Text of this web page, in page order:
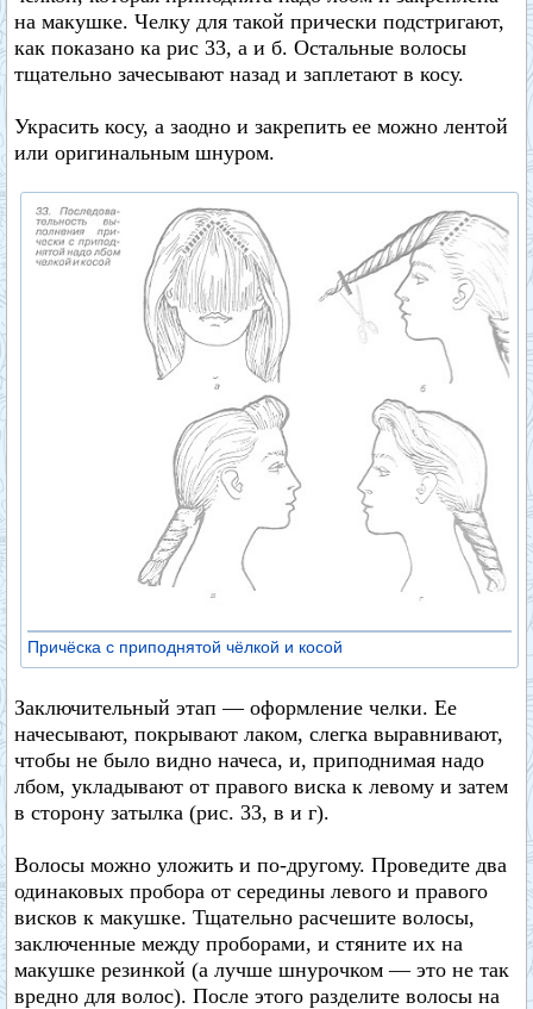
на макушке. Челку для такой прически подстригают,
как показано ка рис 33, а и б. Остальные волосы
тщательно зачесывают назад и заплетают в косу.
Украсить косу, а заодно и закрепить ее можно лентой
или оригинальным шнуром.
Причёска с приподнятой чёлкой и косой
Заключительный этап — оформление челки. Ее
начесывают, покрывают лаком, слегка выравнивают,
чтобы не было видно начеса, и, приподнимая надо
лбом, укладывают от правого виска к левому и затем
в сторону затылка (рис. 33, в и г).
Волосы можно уложить и по-другому. Проведите два
одинаковых пробора от середины левого и правого
висков к макушке. Тщательно расчешите волосы,
заключенные между проборами, и стяните их на
макушке резинкой (а лучше шнурочком — это не так
вредно для волос). После этого разделите волосы на